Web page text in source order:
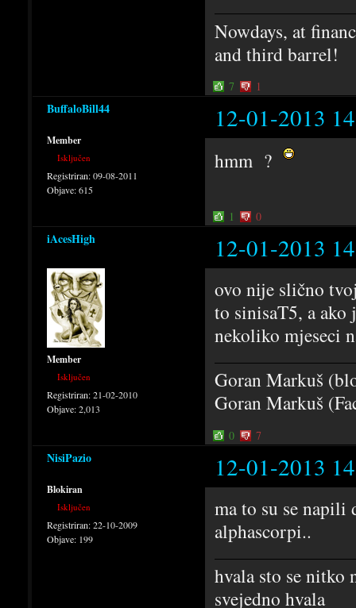
Nowdays, at
and third barrel!
7 1
BuffaloBill44 12-01-2013
Member
Isključen
Registriran:09-08-2011
Objave:615
hmm ?
1 0
iAcesHigh 12-01-2013
Member
Isključen
Registriran:21-02-2010
Objave:2,013
ovo nije slično
to sinisaT5, a
nekoliko mjeseci
Goran Markuš
Goran Markuš
0 7
NisiPazio 12-01-2013
Blokiran
Isključen
Registriran:22-10-2009
Objave: 199
ma to su se napili
alphascorpi..
hvala sto se
svejedno hvala